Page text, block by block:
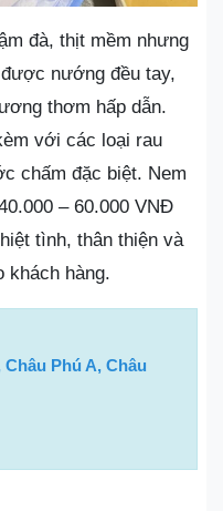
đà, thịt mềm nhưng
nướng đều tay,
thơm hấp dẫn.
với các loại rau
chấm đặc biệt. Nem
– 60.000 VNĐ
tình, thân thiện và
khách hàng.
Phú A, Châu